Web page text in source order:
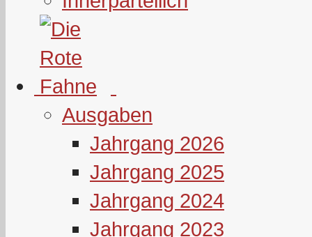
Ausgaben
Jahrgang 2026
Jahrgang 2025
Jahrgang 2024
Jahrgang 2023